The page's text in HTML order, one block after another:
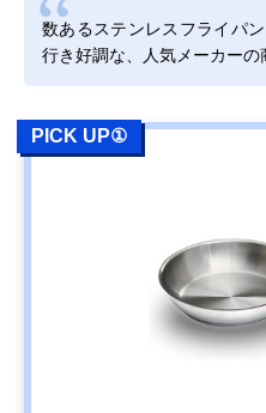
数あるステンレスフライパ
行き好調な、人気メーカーの
PICK UP①